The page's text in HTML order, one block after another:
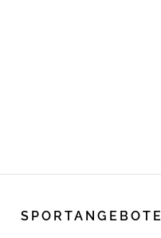
SPORTANGEBOTE